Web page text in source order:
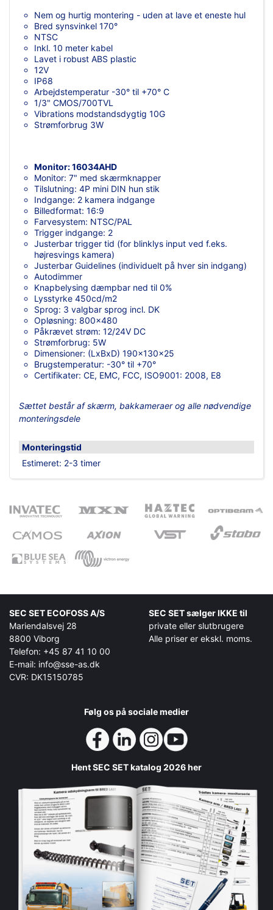
Nem og hurtig montering - uden at lave et eneste hul
Bred synsvinkel 170°
NTSC
Inkl. 10 meter kabel
Lavet i robust ABS plastic
12V
IP68
Arbejdstemperatur -30° til +70° C
1/3" CMOS/700TVL
Vibrations modstandsdygtig 10G
Strømforbrug 3W
Monitor: 16034AHD
Monitor: 7" med skærmknapper
Tilslutning: 4P mini DIN hun stik
Indgange: 2 kamera indgange
Billedformat: 16:9
Farvesystem: NTSC/PAL
Trigger indgange: 2
Justerbar trigger tid (for blinklys input ved f.eks.
højresvings kamera)
Justerbar Guidelines (individuelt på hver sin indgang)
Autodimmer
Knapbelysing dæmpbar ned til 0%
Lysstyrke 450cd/m2
Sprog: 3 valgbar sprog incl. DK
Opløsning: 800x480
Påkrævet strøm: 12/24V DC
Strømforbrug: 5W
Dimensioner: (LxBxD) 190x130x25
Brugstemperatur: -30° til +70°
Certifikater: CE, EMC, FCC, ISO9001: 2008, E8
Sættet består af skærm, bakkameraer og alle nødvendige
monteringsdele
Monteringstid
Estimeret: 2-3 timer
SEC SET ECOFOSS A/S
Mariendalsvej 28
8800 Viborg
Telefon: +45 87 41 10 00
E-mail: info@sse-as.dk
CVR: DK15150785
SEC SET sælger IKKE til
private eller slutbrugere
Alle priser er ekskl. moms.
Følg os på sociale medier
Hent SEC SET katalog 2026 her